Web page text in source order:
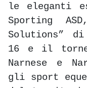
le eleganti
Sporting
Solutions”
16 e il
Narnese e
gli sport